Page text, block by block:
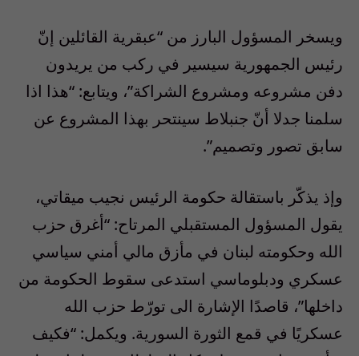
ويسخر المسؤول البارز من “عبقرية القائلين إنّ
رئيس الجمهورية سيسير في ركب من يريدون
دفن مشروعه ومشروع الشراكة”، ويتابع: “هذا اذا
سلمنا جدلا أنّ جنبلاط سينتحر بهذا المشروع عن
سابق تصور وتصميم”.
وإذ يذكّر باستقالة حكومة الرئيس نجيب ميقاتي،
يقول المسؤول المستقبلي المرتاح: “أغرق حزب
الله وحكومته لبنان في مأزق مالي أمني سياسي
عسكري ودبلوماسي استدعى سقوط الحكومة من
داخلها”، قاصدًا الإشارة الى تورّط حزب الله
عسكريًا في قمع الثورة السورية. ويكمل: “فكيف